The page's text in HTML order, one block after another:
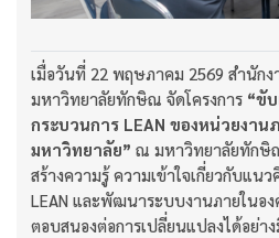
เมื่อวันที่ 22 พฤษภาคม 2569 สำนัก
มหาวิทยาลัยทักษิณ จัดโครงการ “ขั
กระบวนการ LEAN ของหน่วยงาน
มหาวิทยาลัย” ณ มหาวิทยาลัยทักษิณ
สร้างความรู้ ความเข้าใจเกี่ยวกับแน
LEAN และพัฒนาระบบงานภายในอ
ตอบสนองต่อการเปลี่ยนแปลงได้อย่า